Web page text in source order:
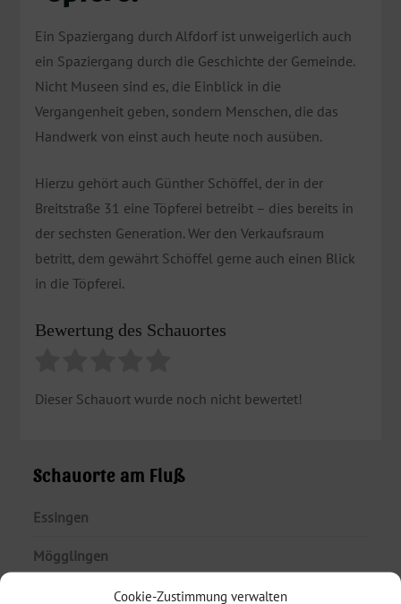
Cookie-Zustimmung verwalten
Ein Spaziergang durch Alfdorf ist unweigerlich auch
ein Spaziergang durch die Geschichte der Gemeinde.
Nicht Museen sind es, die Einblick in die
Vergangenheit geben, sondern Menschen, die das
Handwerk von einst auch heute noch ausüben.
Hierzu gehört auch Günther Schöffel, der in der
Breitstraße 31 eine Töpferei betreibt – dies bereits in
der sechsten Generation. Wer den Verkaufsraum
betritt, dem gewährt Schöffel gerne auch einen Blick
in die Töpferei.
Bewertung des Schauortes
Dieser Schauort wurde noch nicht bewertet!
Schauorte am Fluß
Essingen
Mögglingen
Böbingen an der Rems